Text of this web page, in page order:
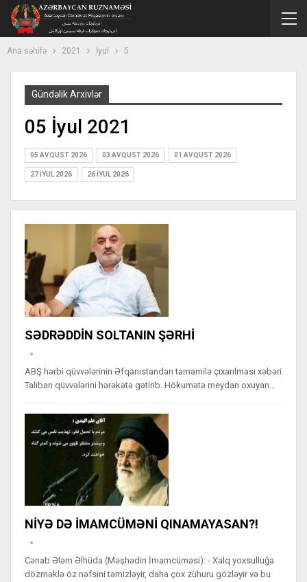
Ana səhifə 2021 İyul 5
Gündəlik Arxivlər
05 İyul 2021
05 AVQUST 2026 03 AVQUST 2026 01 AVQUST 2026
27 İYUL 2026 26 İYUL 2026
SƏDRƏDDİN SOLTANIN ŞƏRHİ
ABŞ hərbi qüvvələrinin Əfqanıstandan tamamilə çıxarılması xəbəri
Taliban qüvvələrini hərəkətə gətirib. Hökumətə meydan oxuyan…
NİYƏ DƏ İMAMCÜMƏNİ QINAMAYASAN?!
Cənab Ələm Əlhüda (Məşhədin İmamcüməsi): - Xalq yoxsulluğa
dözməklə öz nəfsini təmizləyir, daha çox zühuru gözləyir və bu